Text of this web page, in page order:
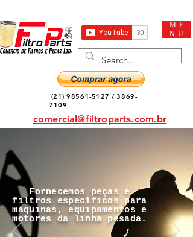
ME
NU
(21) 98561-5127 /3869-
7109
comercial@filtroparts.com.br
Fornecemos peças e
filtros específicos para
máquinas, equipamentos e
motores da linha pesada.